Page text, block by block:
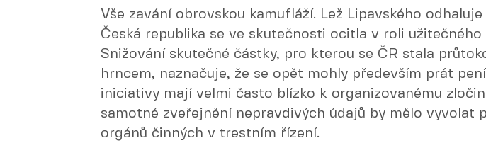
Vše zavání obrovskou kamufláží. Lež Lipavského
Česká republika se ve skutečnosti ocitla v roli užitečného
Snižování skutečné částky, pro kterou se ČR stala
hrncem, naznačuje, že se opět mohly především prát
iniciativy mají velmi často blízko k organizovanému
samotné zveřejnění nepravdivých údajů by mělo vyvolat
orgánů činných v trestním řízení.